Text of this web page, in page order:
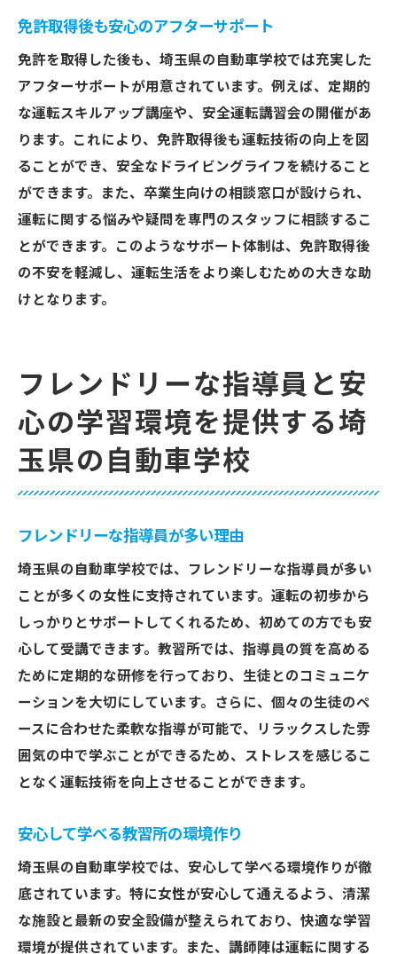
免許取得後も安心のアフターサポート
免許を取得した後も、埼玉県の自動車学校では充実した
アフターサポートが用意されています。例えば、定期的
な運転スキルアップ講座や、安全運転講習会の開催があ
ります。これにより、免許取得後も運転技術の向上を図
ることができ、安全なドライビングライフを続けること
ができます。また、卒業生向けの相談窓口が設けられ、
運転に関する悩みや疑問を専門のスタッフに相談するこ
とができます。このようなサポート体制は、免許取得後
の不安を軽減し、運転生活をより楽しむための大きな助
けとなります。
フレンドリーな指導員と安
心の学習環境を提供する埼
玉県の自動車学校
フレンドリーな指導員が多い理由
埼玉県の自動車学校では、フレンドリーな指導員が多い
ことが多くの女性に支持されています。運転の初歩から
しっかりとサポートしてくれるため、初めての方でも安
心して受講できます。教習所では、指導員の質を高める
ために定期的な研修を行っており、生徒とのコミュニケ
ーションを大切にしています。さらに、個々の生徒のペ
ースに合わせた柔軟な指導が可能で、リラックスした雰
囲気の中で学ぶことができるため、ストレスを感じるこ
となく運転技術を向上させることができます。
安心して学べる教習所の環境作り
埼玉県の自動車学校では、安心して学べる環境作りが徹
底されています。特に女性が安心して通えるよう、清潔
な施設と最新の安全設備が整えられており、快適な学習
環境が提供されています。また、講師陣は運転に関する